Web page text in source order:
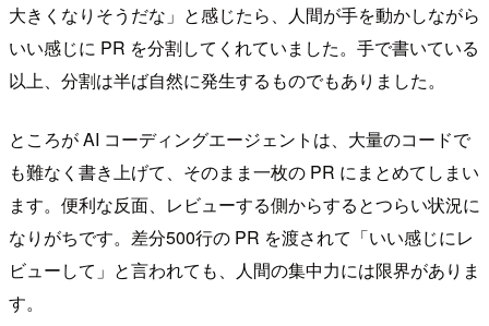
大きくなりそうだな」と感じたら、人間が手を動かしながら
いい感じに PR を分割してくれていました。手で書いている
以上、分割は半ば自然に発生するものでもありました。
ところが AI コーディングエージェントは、大量のコードで
も難なく書き上げて、そのまま一枚の PR にまとめてしまい
ます。便利な反面、レビューする側からするとつらい状況に
なりがちです。差分500行の PR を渡されて「いい感じにレ
ビューして」と言われても、人間の集中力には限界がありま
す。